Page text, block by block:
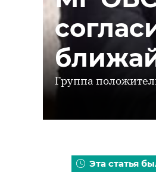
Группа
Эта статья